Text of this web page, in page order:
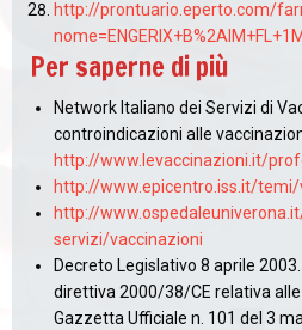
http://prontuario.eperto.com/
Per saperne di più
Network Italiano dei Servizi di
controindicazioni alle
http://www.levaccinazioni.it/
http://www.epicentro.iss.it/
http://
servizi/vaccinazioni
Decreto Legislativo 8 aprile
direttiva 2000/38/CE relativa
Gazzetta Ufficiale n. 101 del 3